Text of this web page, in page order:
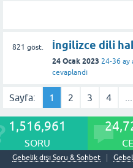
821 göst. İngilizce dili
24 Ocak 2023 24-36 ay
cevaplandı
Sayfa: 1 2 3 4
1,516,961
SORU
Gebelik dışı Soru & Sohbet